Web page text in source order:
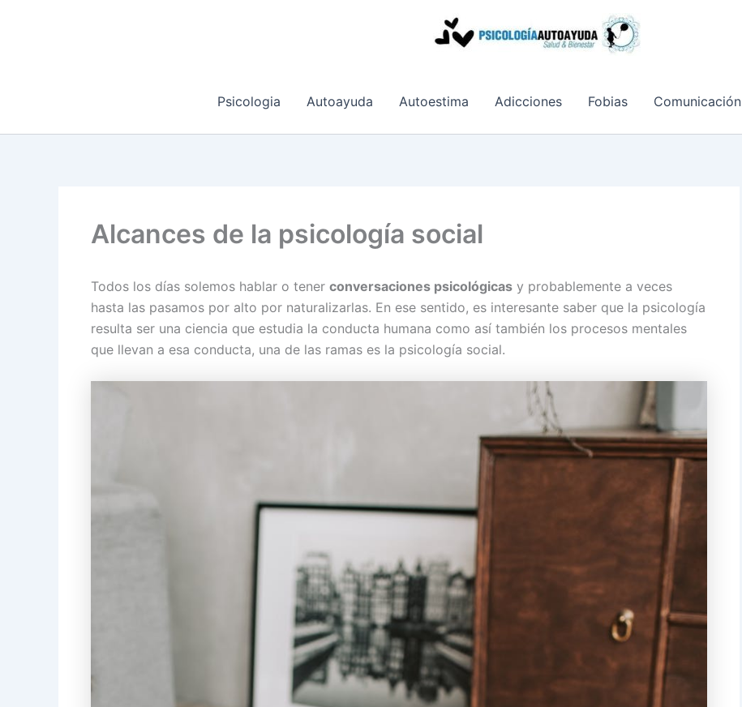
Psicologia Autoayuda Autoestima Adicciones Fobias Comunicación
Alcances de la psicología social
Todos los días solemos hablar o tener conversaciones psicológicas y probablemente a veces
hasta las pasamos por alto por naturalizarlas. En ese sentido, es interesante saber que la psicología
resulta ser una ciencia que estudia la conducta humana como así también los procesos mentales
que llevan a esa conducta, una de las ramas es la psicología social.